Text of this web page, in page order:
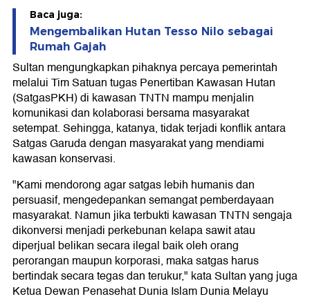
Baca juga:
Mengembalikan Hutan Tesso Nilo sebagai
Rumah Gajah
Sultan mengungkapkan pihaknya percaya pemerintah
melalui Tim Satuan tugas Penertiban Kawasan Hutan
(SatgasPKH) di kawasan TNTN mampu menjalin
komunikasi dan kolaborasi bersama masyarakat
setempat. Sehingga, katanya, tidak terjadi konflik antara
Satgas Garuda dengan masyarakat yang mendiami
kawasan konservasi.
"Kami mendorong agar satgas lebih humanis dan
persuasif, mengedepankan semangat pemberdayaan
masyarakat. Namun jika terbukti kawasan TNTN sengaja
dikonversi menjadi perkebunan kelapa sawit atau
diperjual belikan secara ilegal baik oleh orang
perorangan maupun korporasi, maka satgas harus
bertindak secara tegas dan terukur," kata Sultan yang juga
Ketua Dewan Penasehat Dunia Islam Dunia Melayu